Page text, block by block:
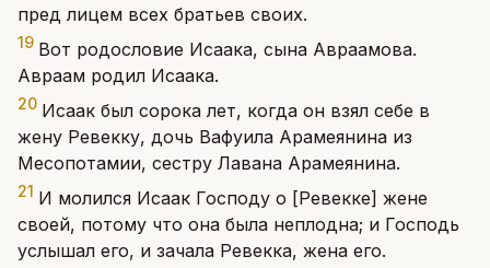
пред лицем всех братьев своих.
19 Вот родословие Исаака, сына Авраамова.
Авраам родил Исаака.
20 Исаак был сорока лет, когда он взял себе в
жену Ревекку, дочь Вафуила Арамеянина из
Месопотамии, сестру Лавана Арамеянина.
21 И молился Исаак Господу о [Ревекке] жене
своей, потому что она была неплодна; и Господь
услышал его, и зачала Ревекка, жена его.